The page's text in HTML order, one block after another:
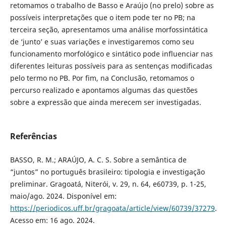
retomamos o trabalho de Basso e Araújo (no prelo) sobre as
possíveis interpretações que o item pode ter no PB; na
terceira seção, apresentamos uma análise morfossintática
de ‘junto’ e suas variações e investigaremos como seu
funcionamento morfológico e sintático pode influenciar nas
diferentes leituras possíveis para as sentenças modificadas
pelo termo no PB. Por fim, na Conclusão, retomamos o
percurso realizado e apontamos algumas das questões
sobre a expressão que ainda merecem ser investigadas.
Referências
BASSO, R. M.; ARAÚJO, A. C. S. Sobre a semântica de
“juntos” no português brasileiro: tipologia e investigação
preliminar. Gragoatá, Niterói, v. 29, n. 64, e60739, p. 1-25,
maio/ago. 2024. Disponível em:
https://periodicos.uff.br/gragoata/article/view/60739/37279.
Acesso em: 16 ago. 2024.